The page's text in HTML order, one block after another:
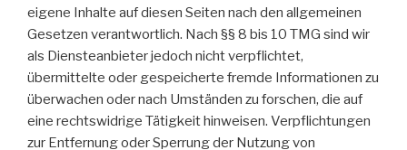
eigene Inhalte auf diesen Seiten nach den allgemeinen
Gesetzen verantwortlich. Nach §§ 8 bis 10 TMG sind wir
als Diensteanbieter jedoch nicht verpflichtet,
übermittelte oder gespeicherte fremde Informationen zu
überwachen oder nach Umständen zu forschen, die auf
eine rechtswidrige Tätigkeit hinweisen. Verpflichtungen
zur Entfernung oder Sperrung der Nutzung von